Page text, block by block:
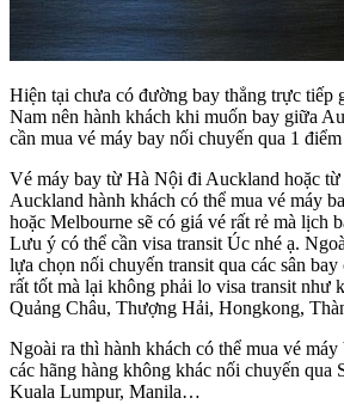
Hiện tại chưa có đường bay thẳng trực tiếp
Nam nên hành khách khi muốn bay giữa
cần mua vé máy bay nối chuyến qua 1
Vé máy bay từ Hà Nội đi Auckland hoặc
Auckland hành khách có thể mua vé máy
hoặc Melbourne sẽ có giá vé rất rẻ mà lịch
Lưu ý có thể cần visa transit Úc nhé ạ.
lựa chọn nối chuyến transit qua các sân
rất tốt mà lại không phải lo visa transit như
Quảng Châu, Thượng Hải, Hongkong,
Ngoài ra thì hành khách có thể mua vé
các hãng hàng không khác nối chuyến qua
Kuala Lumpur, Manila…